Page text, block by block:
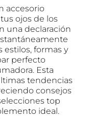
accesorio
ojos de los
una declaración
formas y
perfecto
Esta
tendencias
consejos
top
ideal.